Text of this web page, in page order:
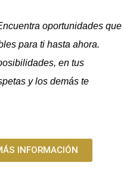
oportunidades que
para ti hasta ahora.
en tus
y los demás te
INFORMACIÓN